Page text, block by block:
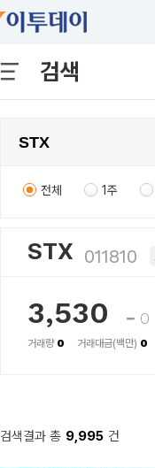
검색
전체 1주
STX 011810
3,530 0
거래량 0 거래대금(백만) 0
검색결과 총 9,995 건